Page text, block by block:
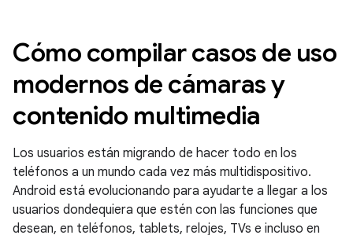
Cómo compilar casos de uso
modernos de cámaras y
contenido multimedia
Los usuarios están migrando de hacer todo en los
teléfonos a un mundo cada vez más multidispositivo.
Android está evolucionando para ayudarte a llegar a los
usuarios dondequiera que estén con las funciones que
desean, en teléfonos, tablets, relojes, TVs e incluso en